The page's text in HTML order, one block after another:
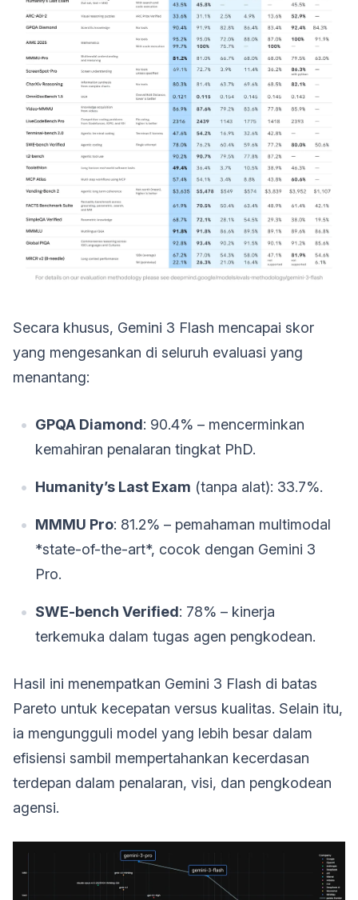
Secara khusus, Gemini 3 Flash mencapai skor
yang mengesankan di seluruh evaluasi yang
menantang:
GPQA Diamond: 90.4% – mencerminkan
kemahiran penalaran tingkat PhD.
Humanity’s Last Exam (tanpa alat): 33.7%.
MMMU Pro: 81.2% – pemahaman multimodal
*state-of-the-art*, cocok dengan Gemini 3
Pro.
SWE-bench Verified: 78% – kinerja
terkemuka dalam tugas agen pengkodean.
Hasil ini menempatkan Gemini 3 Flash di batas
Pareto untuk kecepatan versus kualitas. Selain itu,
ia mengungguli model yang lebih besar dalam
efisiensi sambil mempertahankan kecerdasan
terdepan dalam penalaran, visi, dan pengkodean
agensi.